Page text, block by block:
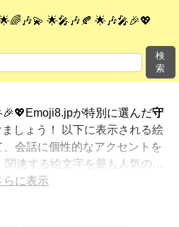
🌟🌈🎶💫 🌟🎤🎶🍂 🌟🎶🎤🎉💖
検
索
が特別に選んだ守
ましょう！ 以下に表示される絵
会話に個性的なアクセントを
関連する絵文字を最も人気のあ
に多くのオプションが欲しい
らに表示